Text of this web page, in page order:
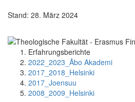
Stand: 28. März 2024
Erfahrungsberichte
2022_2023_Åbo Akademi
2017_2018_Helsinki
2017_Joensuu
2008_2009_Helsinki